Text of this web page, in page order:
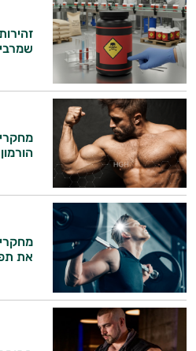
ביותר
אבקות
חלבון
פאמפ
העלאת
אנרגיה
פעילות
גופנית
טבעוניים
אביזרי
ספורט
את
היי,